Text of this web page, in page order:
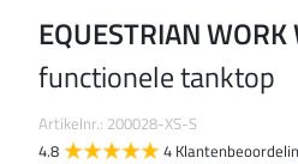
EQUESTRIAN WORK
functionele tanktop
Artikelnr.: 200028-XS-S
4.8
4